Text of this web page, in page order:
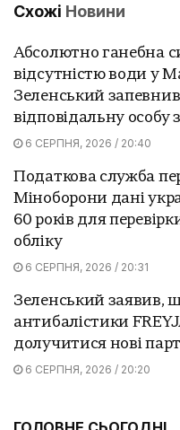
Схожі Новини
Абсолютно ганебна
відсутністю води у
Зеленський
відповідальну особу
6 СЕРПНЯ, 2026 / 20:40
Податкова служба
Міноборони дані
60 років для
обліку
6 СЕРПНЯ, 2026 / 20:31
Зеленський заявив,
антибалістики
долучитися нові
6 СЕРПНЯ, 2026 / 20:20